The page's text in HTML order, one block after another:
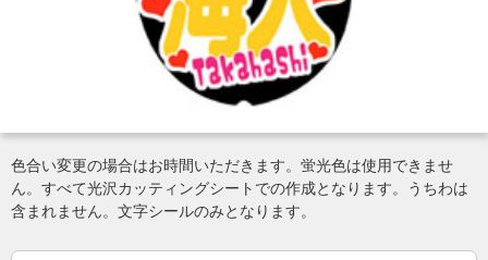
色合い変更の場合はお時間いただきます。蛍光色は使用できませ
ん。すべて光沢カッティングシートでの作成となります。うちわは
含まれません。文字シールのみとなります。